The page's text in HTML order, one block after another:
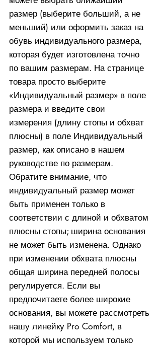
размер (выберите больший, а не
меньший) или оформить заказ на
обувь индивидуального размера,
которая будет изготовлена ​​точно
по вашим размерам. На странице
товара просто выберите
«Индивидуальный размер» в поле
размера и введите свои
измерения (длину стопы и обхват
плюсны) в поле Индивидуальный
размер, как описано в нашем
руководстве по размерам.
Обратите внимание, что
индивидуальный размер может
быть применен только в
соответствии с длиной и обхватом
плюсны стопы; ширина основания
не может быть изменена. Однако
при изменении обхвата плюсны
общая ширина передней полосы
регулируется. Если вы
предпочитаете более широкие
основания, вы можете рассмотреть
нашу линейку Pro Comfort, в
которой мы используем только